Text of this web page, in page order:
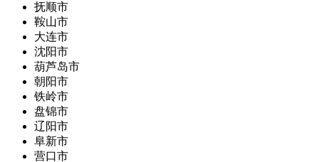
抚顺市
鞍山市
大连市
沈阳市
葫芦岛市
朝阳市
铁岭市
盘锦市
辽阳市
阜新市
营口市